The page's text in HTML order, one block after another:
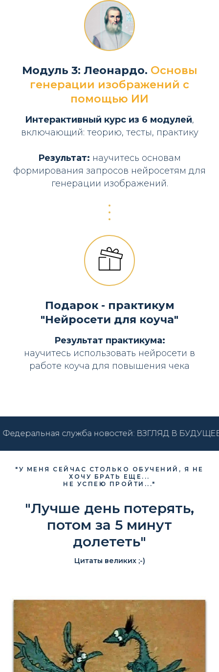
Модуль 3: Леонардо. Основы
генерации изображений с
помощью ИИ
Интерактивный курс из 6 модулей,
включающий: теорию, тесты, практику
Результат: научитесь основам
формирования запросов нейросетям для
генерации изображений.
Подарок - практикум
"Нейросети для коуча"
Результат практикума:
научитесь использовать нейросети в
работе коуча для повышения чека
новостей: ВЗГЛЯД В БУДУЩЕЕ
"У МЕНЯ СЕЙЧАС СТОЛЬКО ОБУЧЕНИЙ, Я НЕ
ХОЧУ БРАТЬ ЕЩЕ...
НЕ УСПЕЮ ПРОЙТИ..."
"Лучше день потерять,
потом за 5 минут
долететь"
Цитаты великих ;-)